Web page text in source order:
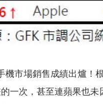
機市場銷售成績出爐！
一次，甚至連蘋果也